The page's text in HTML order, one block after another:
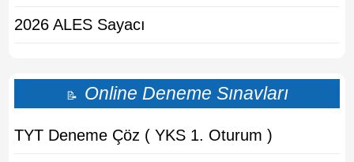
2026 ALES Sayacı
📝 Online Deneme Sınavları
TYT Deneme Çöz ( YKS 1. Oturum )